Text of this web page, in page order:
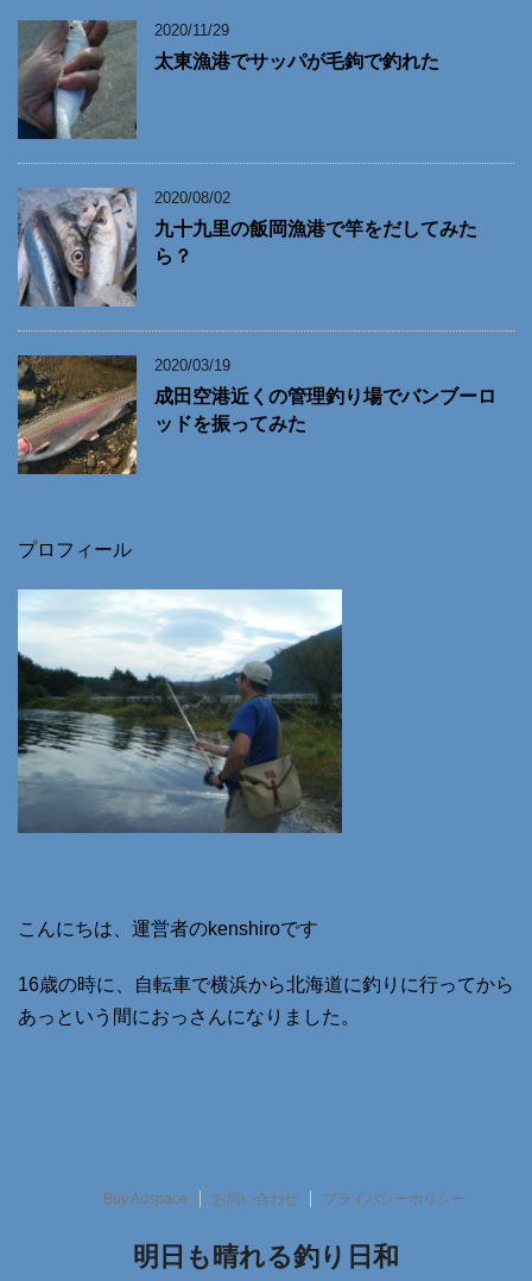
2020/11/29
太東漁港でサッパが毛鉤で釣れた
2020/08/02
九十九里の飯岡漁港で竿をだしてみた
ら？
2020/03/19
成田空港近くの管理釣り場でバンブーロ
ッドを振ってみた
プロフィール
こんにちは、運営者のkenshiroです
16歳の時に、自転車で横浜から北海道に釣りに行ってから
あっという間におっさんになりました。
Buy Adspace お問い合わせ プライバシーポリシー
明日も晴れる釣り日和